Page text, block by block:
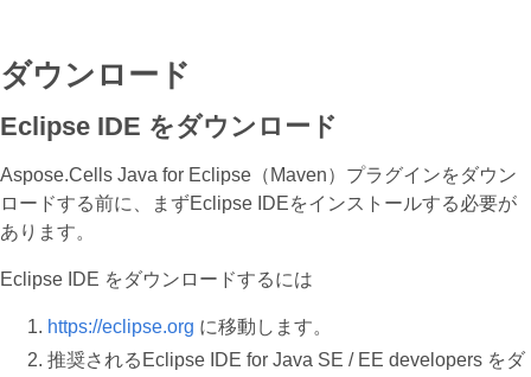
ダウンロード
Eclipse IDE をダウンロード
Aspose.Cells Java for Eclipse（Maven）プラグインをダウン
ロードする前に、まずEclipse IDEをインストールする必要が
あります。
Eclipse IDE をダウンロードするには
https://eclipse.org に移動します。
推奨されるEclipse IDE for Java SE / EE developers をダ